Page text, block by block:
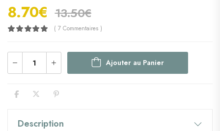
8.70€ 13.50€
( 7 Commentaires )
Ajouter au Panier
Description